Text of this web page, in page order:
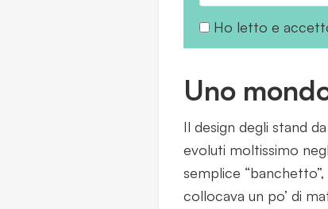
Ho letto e
Uno
Il design degli stand
evoluti moltissimo
semplice
collocava un po’ di